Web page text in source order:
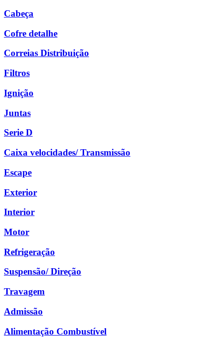
Cabeça
Cofre detalhe
Correias Distribuição
Filtros
Ignição
Juntas
Serie D
Caixa velocidades/ Transmissão
Escape
Exterior
Interior
Motor
Refrigeração
Suspensão/ Direção
Travagem
Admissão
Alimentação Combustível